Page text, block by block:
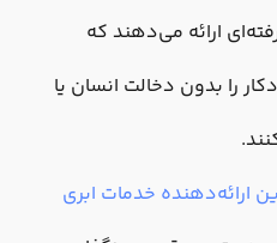
ارائه می‌دهند که
را بدون دخالت انسان یا
ارائه‌دهنده خدمات ابری